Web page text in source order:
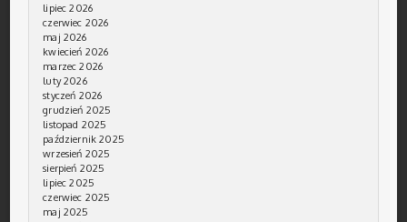
lipiec 2026
czerwiec 2026
maj 2026
kwiecień 2026
marzec 2026
luty 2026
styczeń 2026
grudzień 2025
listopad 2025
październik 2025
wrzesień 2025
sierpień 2025
lipiec 2025
czerwiec 2025
maj 2025